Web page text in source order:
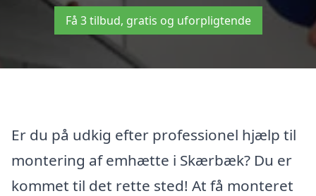
Få 3 tilbud, gratis og uforpligtende
Er du på udkig efter professionel hjælp til
montering af emhætte i Skærbæk? Du er
kommet til det rette sted! At få monteret